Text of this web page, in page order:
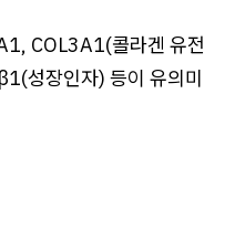
COL3A1(콜라겐 유전
성장인자) 등이 유의미